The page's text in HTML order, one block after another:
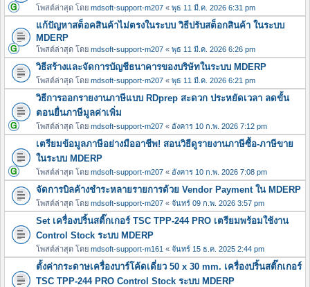
โพสต์ล่าสุด โดย mdsoft-support-m207 « พุธ 11 มี.ค. 2026 6:31 pm
แก้ปัญหาสต็อคสินค้าไม่ตรงในระบบ วิธีปรับสต็อกสินค้า ในระบบ
MDERP
โพสต์ล่าสุด โดย mdsoft-support-m207 « พุธ 11 มี.ค. 2026 6:26 pm
วิธีสร้างและจัดการบัญชีธนาคารของบริษัทในระบบ MDERP
โพสต์ล่าสุด โดย mdsoft-support-m207 « พุธ 11 มี.ค. 2026 6:21 pm
วิธีการออกรายงานภาษีแบบ RDprep สะดวก ประหยัดเวลา ลดขั้น
ตอนยื่นภาษีมูลค่าเพิ่ม
โพสต์ล่าสุด โดย mdsoft-support-m207 « อังคาร 10 ก.พ. 2026 7:12 pm
เตรียมข้อมูลภาษีอย่างมืออาชีพ! สอนวิธีดูรายงานภาษีซื้อ-ภาษีขาย
ในระบบ MDERP
โพสต์ล่าสุด โดย mdsoft-support-m207 « อังคาร 10 ก.พ. 2026 7:08 pm
จัดการบิลค้างชำระหลายรายการด้วย Vendor Payment ใน MDERP
โพสต์ล่าสุด โดย mdsoft-support-m207 « จันทร์ 09 ก.พ. 2026 3:57 pm
Set เครื่องปริ้นสติ๊กเกอร์ TSC TPP-244 PRO เตรียมพร้อมใช้งาน
Control Stock ระบบ MDERP
โพสต์ล่าสุด โดย mdsoft-support-m161 « จันทร์ 15 ธ.ค. 2025 2:44 pm
ตั้งค่ากระดาษเครื่องบาร์โค้ดเดี่ยว 50 x 30 mm. เครื่องปริ้นสติ๊กเกอร์
TSC TPP-244 PRO Control Stock ระบบ MDERP